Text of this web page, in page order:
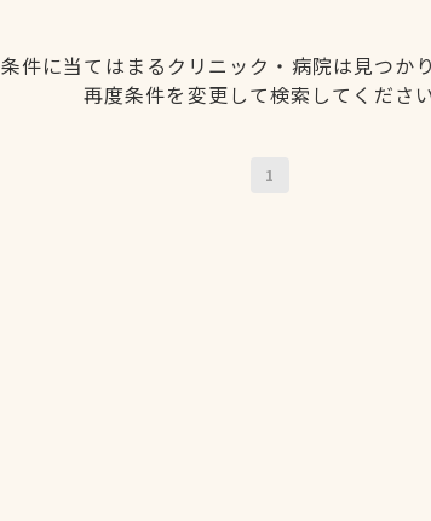
件に当てはまるクリニック・病院は見つか
再度条件を変更して検索してください
1